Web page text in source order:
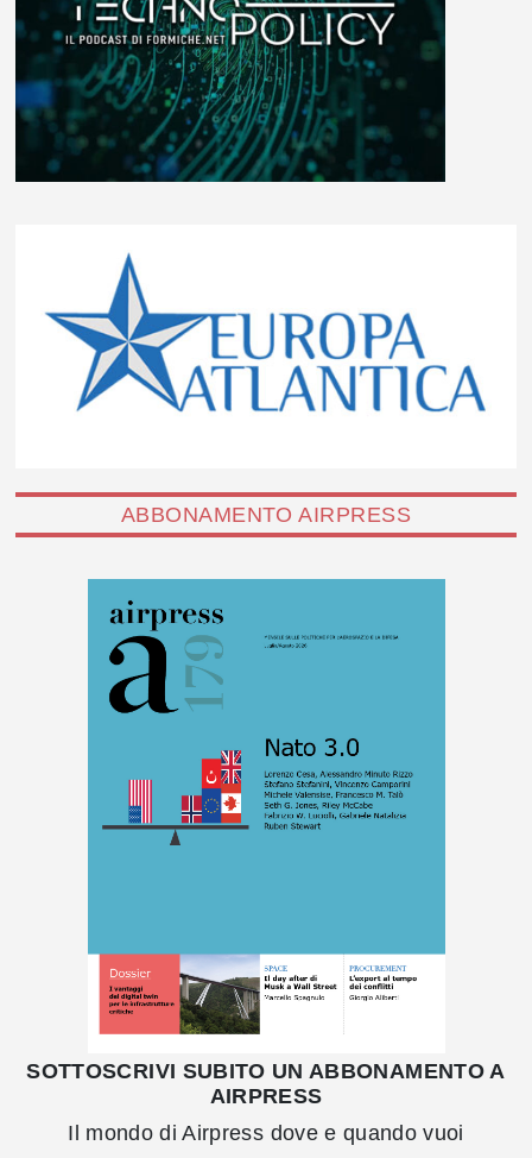
ABBONAMENTO AIRPRESS
SOTTOSCRIVI SUBITO UN ABBONAMENTO A
AIRPRESS
Il mondo di Airpress dove e quando vuoi